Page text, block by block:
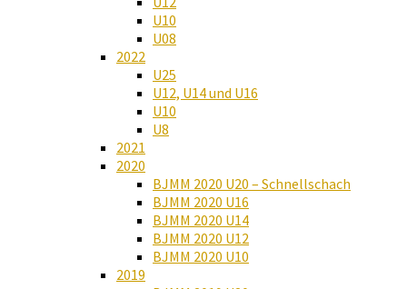
U10
U08
2022
U25
U12, U14 und U16
U10
U8
2021
2020
BJMM 2020 U20 – Schnellschach
BJMM 2020 U16
BJMM 2020 U14
BJMM 2020 U12
BJMM 2020 U10
2019